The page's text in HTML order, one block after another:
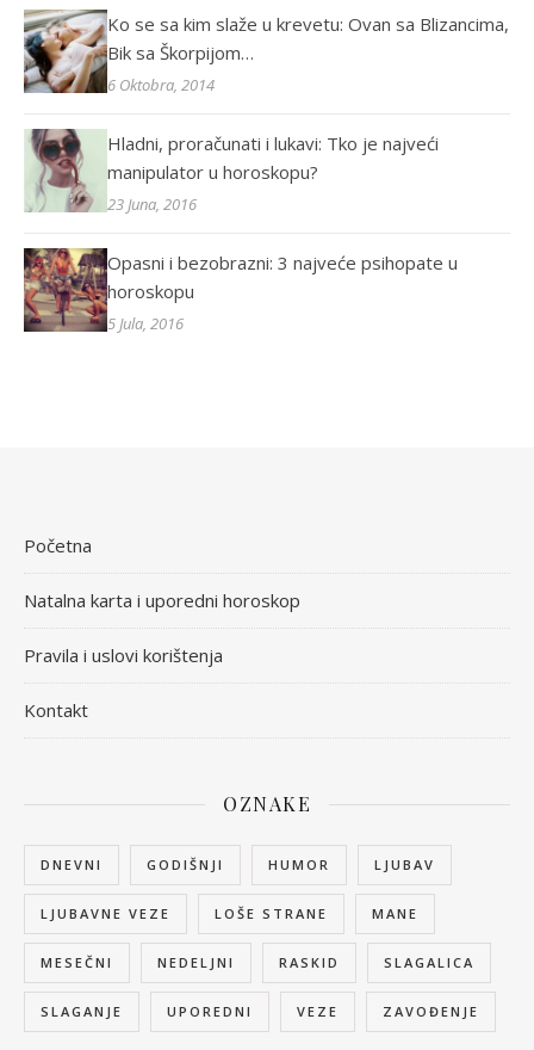
Ko se sa kim slaže u krevetu: Ovan sa Blizancima,
Bik sa Škorpijom…
6 Oktobra, 2014
Hladni, proračunati i lukavi: Tko je najveći
manipulator u horoskopu?
23 Juna, 2016
Opasni i bezobrazni: 3 najveće psihopate u
horoskopu
5 Jula, 2016
Početna
Natalna karta i uporedni horoskop
Pravila i uslovi korištenja
Kontakt
OZNAKE
DNEVNI GODIŠNJI HUMOR LJUBAV
LJUBAVNE VEZE LOŠE STRANE MANE
MESEČNI NEDELJNI RASKID SLAGALICA
SLAGANJE UPOREDNI VEZE ZAVOĐENJE